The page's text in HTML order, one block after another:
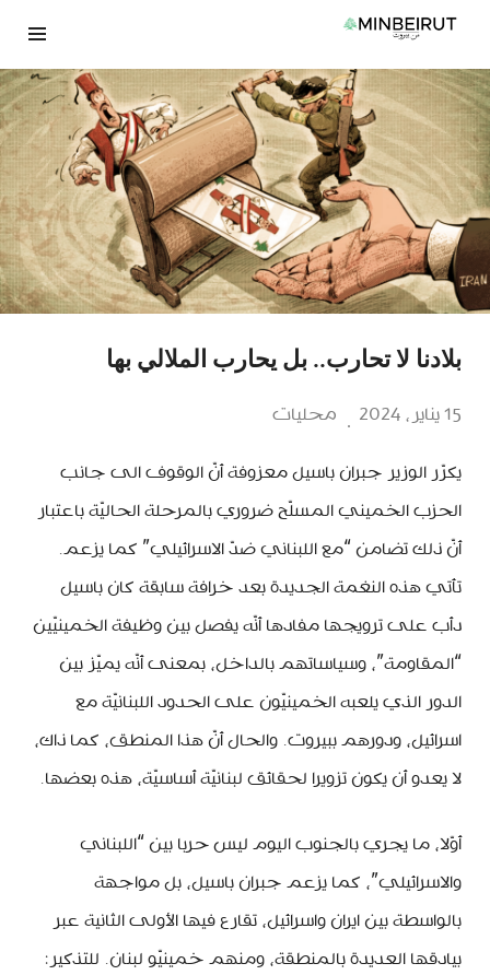
انتقل
المحتوى
بلادنا لا تحارب.. بل يحارب الملالي بها
15 يناير، 2024 محليات
يكرّر الوزير جبران باسيل معزوفة أنّ الوقوف الى جانب
الحزب الخميني المسلّح ضروري بالمرحلة الحاليّة باعتبار
أنّ ذلك تضامن “مع اللبناني ضدّ الاسرائيلي” كما يزعم.
تأتي هذه النغمة الجديدة بعد خرافة سابقة كان باسيل
دأب على ترويجها مفادها أنّه يفصل بين وظيفة الخمينيّين
“المقاومة”، وسياساتهم بالداخل، بمعنى أنّه يميّز بين
الدور الذي يلعبه الخمينيّون على الحدود اللبنانيّة مع
اسرائيل، ودورهم ببيروت. والحال أنّ هذا المنطق، كما ذاك،
لا يعدو أن يكون تزويرا لحقائق لبنانيّة أساسيّة، هذه بعضها.
أوّلا، ما يجري بالجنوب اليوم ليس حربا بين “اللبناني
والاسرائيلي”، كما يزعم جبران باسيل، بل مواجهة
بالواسطة بين ايران واسرائيل، تقارع فيها الأولى الثانية عبر
بيادقها العديدة بالمنطقة، ومنهم خمينيّو لبنان. للتذكير: